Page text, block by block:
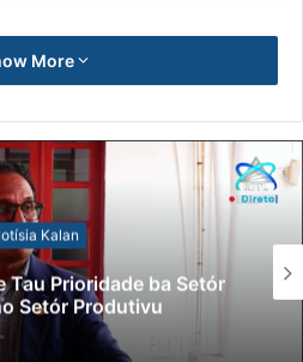
More
Kalan
Tau Prioridade ba Setór
Setór Produtivu